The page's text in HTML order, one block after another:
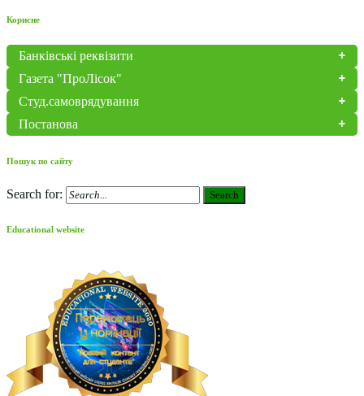
Корисне
Банківські реквізити
Газета "ПроЛісок"
Студ.самоврядування
Постанова
Пошук по сайту
Search for: Search
Educational website